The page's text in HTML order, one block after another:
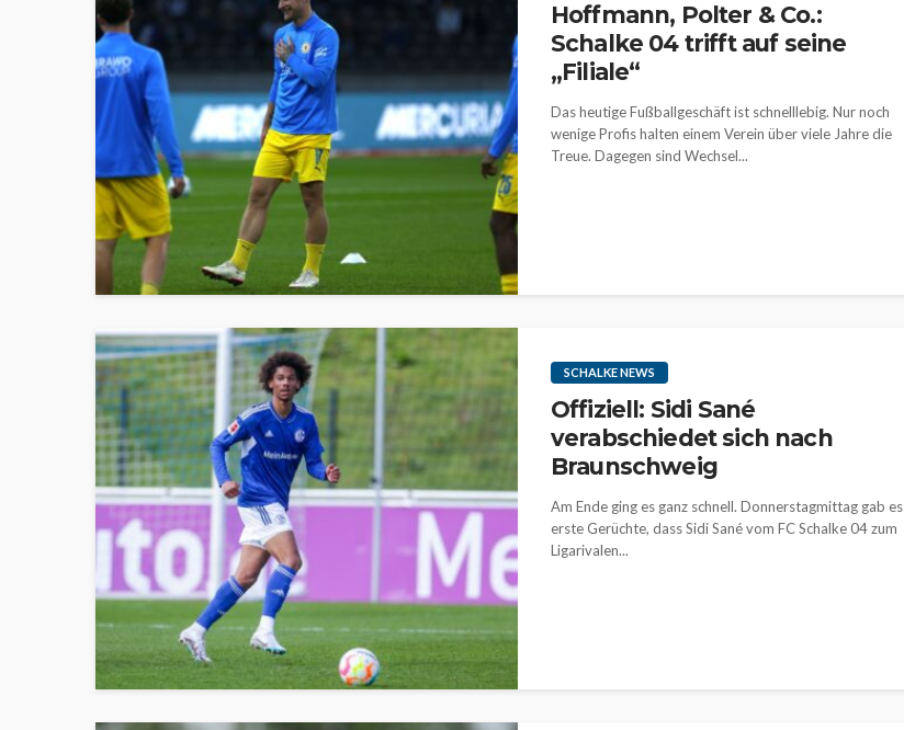
Hoffmann, Polter & Co.:
Schalke 04 trifft auf seine
„Filiale“
Das heutige Fußballgeschäft ist schnelllebig. Nur noch
wenige Profis halten einem Verein über viele Jahre die
Treue. Dagegen sind Wechsel...
SCHALKE NEWS
Offiziell: Sidi Sané
verabschiedet sich nach
Braunschweig
Am Ende ging es ganz schnell. Donnerstagmittag gab es
erste Gerüchte, dass Sidi Sané vom FC Schalke 04 zum
Ligarivalen...